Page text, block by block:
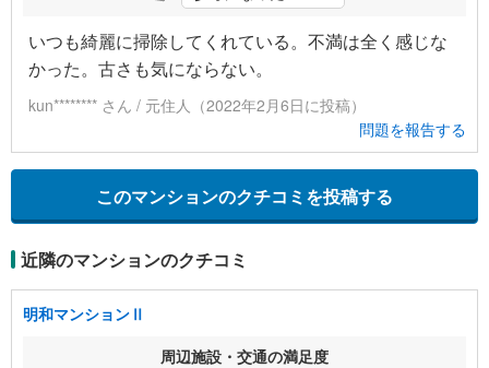
いつも綺麗に掃除してくれている。不満は全く感じな
かった。古さも気にならない。
kun******** さん / 元住人（2022年2月6日に投稿）
問題を報告する
このマンションのクチコミを投稿する
近隣のマンションのクチコミ
明和マンションⅡ
周辺施設・交通の満足度